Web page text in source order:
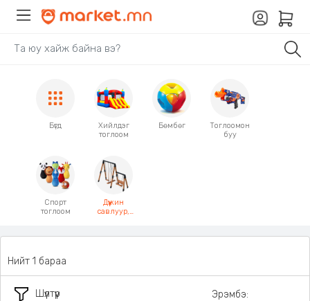
Бүгд
Хийлдэг
тоглоом
Бөмбөг
Тоглоомон
буу
Спорт
тоглоом
Дүүжин
савлуур,
Шүүлтүүр
Нийт 1 бараа
Эрэмбэ: